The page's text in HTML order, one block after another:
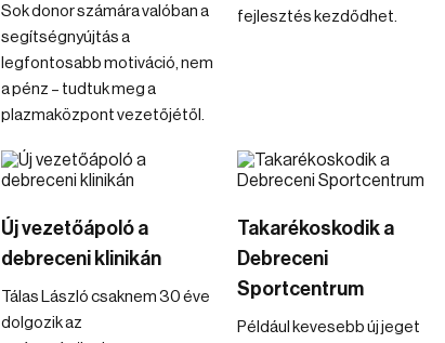
Sok donor számára valóban a
segítségnyújtás a
legfontosabb motiváció, nem
a pénz – tudtuk meg a
plazmaközpont vezetőjétől.
fejlesztés kezdődhet.
Új vezetőápoló a
debreceni klinikán
Tálas László csaknem 30 éve
dolgozik az
Takarékoskodik a
Debreceni
Sportcentrum
Például kevesebb új jeget